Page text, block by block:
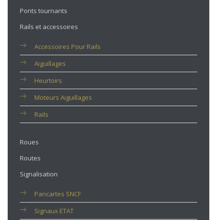
Ponts tournants
Rails et accessoires
Accessoires Pour Rails
Aiguillages
Heurtoirs
Moteurs Aiguillages
Rails
Roues
Routes
Signalisation
Pancartes SNCF
Signaux ETAT